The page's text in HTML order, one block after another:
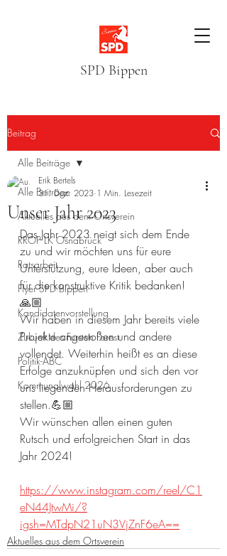
SPD Bippen
Beitrag
Alle Beiträge
Aktuelles aus dem Ortsverein
RROP LK Osnabrück
Ratsarbeit
Flyer SPD Bippen
Kandidatenvorstellung
Zukunft des Fursten Forest
Politik-ABC
Kommunalwahl 2026
Alle Beiträge
Unser Jahr 2023
Erik Bertels
31. Dez. 2023 1 Min. Lesezeit
Das Jahr 2023 neigt sich dem Ende
zu und wir möchten uns für eure
Unterstützung, eure Ideen, aber auch
für die konstruktive Kritik bedanken!
🙏🏼
Wir haben in diesem Jahr bereits viele
Projekte angestoßen und andere
vollendet. Weiterhin heißt es an diese
Erfolge anzuknüpfen und sich den vor
uns liegenden Herausforderungen zu
stellen.💪🏼
Wir wünschen allen einen guten
Rutsch und erfolgreichen Start in das
Jahr 2024!
https://www.instagram.com/reel/C1
eN44JtwMi/?
igsh=MTdpN21uN3VjZnF6eA==
Aktuelles aus dem Ortsverein